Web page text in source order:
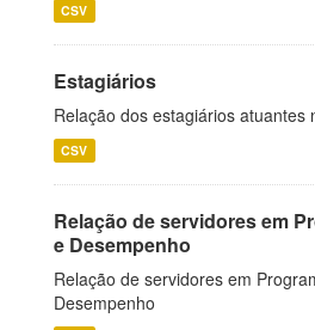
CSV
Estagiários
Relação dos estagiários atuantes
CSV
Relação de servidores em
e Desempenho
Relação de servidores em
Desempenho